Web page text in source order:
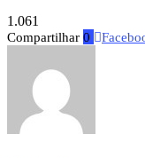
1.061
Compartilhar 0